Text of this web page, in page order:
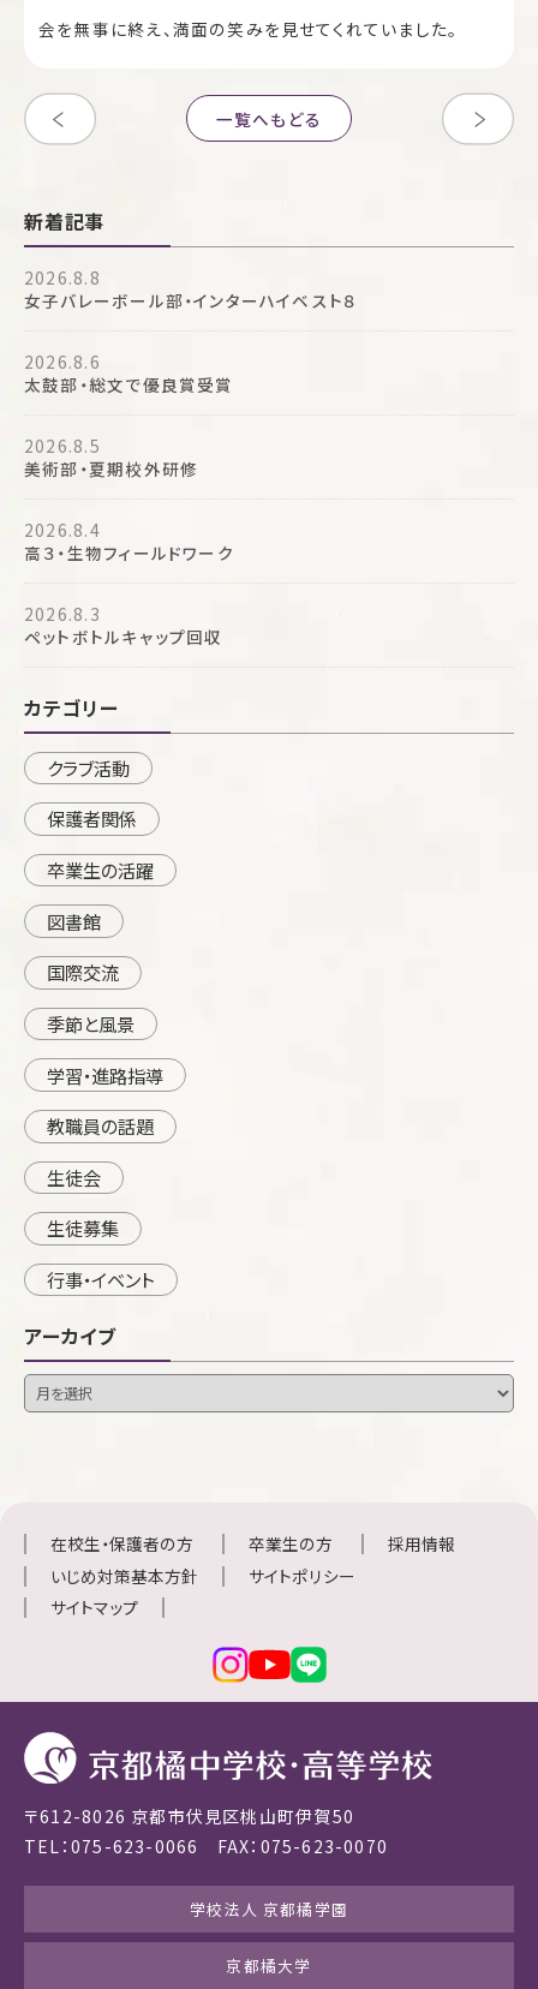
会を無事に終え、満面の笑みを見せてくれていました。
一覧へもどる
新着記事
2026.8.8
女子バレーボール部・インターハイベスト８
2026.8.6
太鼓部・総文で優良賞受賞
2026.8.5
美術部・夏期校外研修
2026.8.4
高３・生物フィールドワーク
2026.8.3
ペットボトルキャップ回収
カテゴリー
クラブ活動
保護者関係
卒業生の活躍
図書館
国際交流
季節と風景
学習・進路指導
教職員の話題
生徒会
生徒募集
行事・イベント
アーカイブ
在校生・保護者の方 卒業生の方
採用情報
いじめ対策基本方針
サイトポリシー
サイトマップ
〒612-8026 京都市伏見区桃山町伊賀50
TEL：075-623-0066 FAX：075-623-0070
学校法人 京都橘学園
京都橘大学